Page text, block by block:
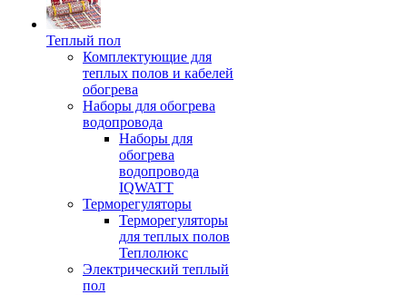
Теплый пол
Комплектующие для
теплых полов и кабелей
обогрева
Наборы для обогрева
водопровода
Наборы для
обогрева
водопровода
IQWATT
Терморегуляторы
Терморегуляторы
для теплых полов
Теплолюкс
Электрический теплый
пол